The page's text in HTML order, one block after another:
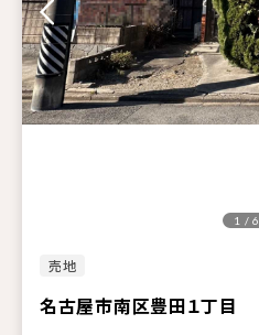
売地
名古屋市南区豊田１丁目
1 / 6